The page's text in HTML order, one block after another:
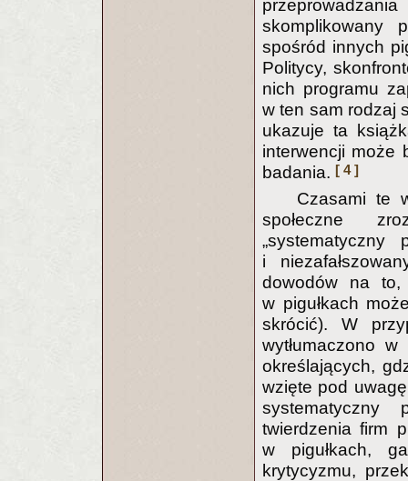
skomplikowany
spośród innych
Politycy,
nich programu
w ten sam rodzaj
ukazuje ta
interwencji może
badania. [ 4 ]
Czasami te
społeczne
„systematyczny
i
dowodów na to,
w pigułkach
skrócić). W
wytłumaczono
określających,
wzięte pod
systematyczny
twierdzenia firm
w pigułkach,
krytycyzmu,